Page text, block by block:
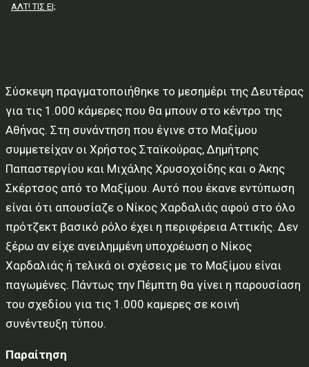
ΑΛΤ! ΤΙΣ ΕΙ;
Σύσκεψη πραγματοποιήθηκε το μεσημέρι της Δευτέρας
για τις 1.000 κάμερες που θα μπουν στο κέντρο της
Αθήνας. Στη συνάντηση που έγινε στο Μαξίμου
συμμετείχαν οι Χρήστος Σταϊκούρας, Δημήτρης
Παπαστεργίου και Μιχάλης Χρυσοχοίδης και ο Άκης
Σκέρτσος από το Μαξίμου. Αυτό που έκανε εντύπωση
είναι ότι απουσίαζε ο Νίκος Χαρδαλιάς αφού στο όλο
πρότζεκτ βασικό ρόλο έχει η περιφέρεια Αττικής. Δεν
ξέρω αν είχε ανειλημμένη υποχρέωση ο Νίκος
Χαρδαλιάς ή τελικά οι σχέσεις με το Μαξίμου είναι
παγωμένες. Πάντως την Πέμπτη θα γίνει η παρουσίαση
του σχεδίου για τις 1.000 καμερες σε κοινή
συνέντευξη τύπου.
Παραίτηση